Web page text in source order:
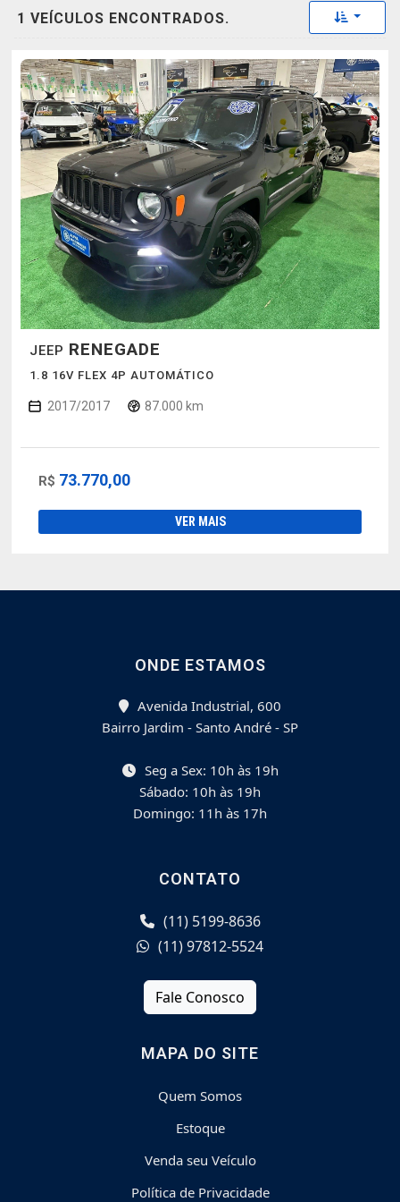
1 VEÍCULOS ENCONTRADOS. Toggle
JEEP RENEGADE
1.8 16V FLEX 4P AUTOMÁTICO
2017/2017 87.000 km
R$ 73.770,00
VER MAIS
ONDE ESTAMOS
Avenida Industrial, 600
Bairro Jardim - Santo André - SP
Seg a Sex: 10h às 19h
Sábado: 10h às 19h
Domingo: 11h às 17h
CONTATO
(11) 5199-8636
(11) 97812-5524
Fale Conosco
MAPA DO SITE
Quem Somos
Estoque
Venda seu Veículo
Política de Privacidade